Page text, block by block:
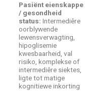
Pasiënt eienskappe
/ gesondheid
status: Intermediêre
oorblywende
lewensverwagting,
hipoglisemie
kwesbaarheid, val
risiko, komplekse of
intermediêre siektes,
ligte tot matige
kognitiewe inkorting